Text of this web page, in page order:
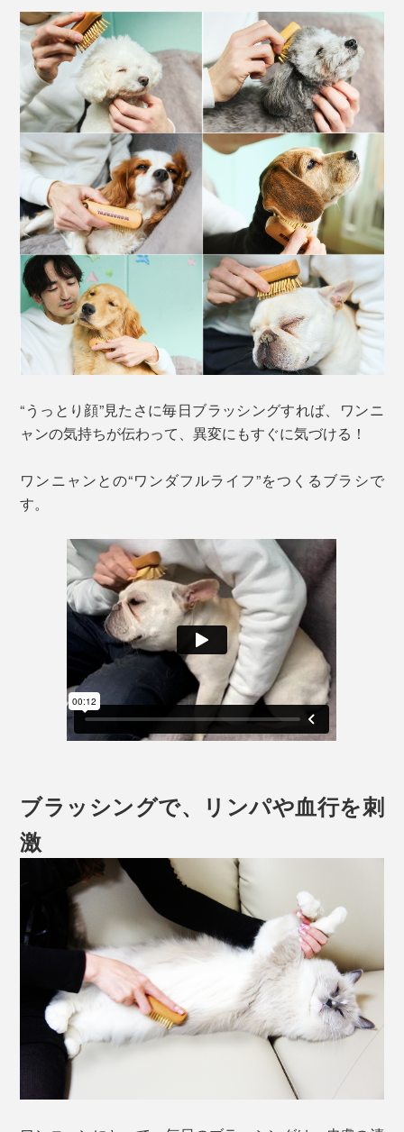
“うっとり顔”見たさに毎日ブラッシングすれば、ワンニ
ャンの気持ちが伝わって、異変にもすぐに気づける！
ワンニャンとの“ワンダフルライフ”をつくるブラシで
す。
ブラッシングで、リンパや血行を刺
激